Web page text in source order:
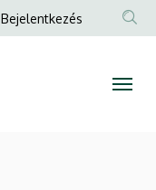
Anonim
Bejelentkezés